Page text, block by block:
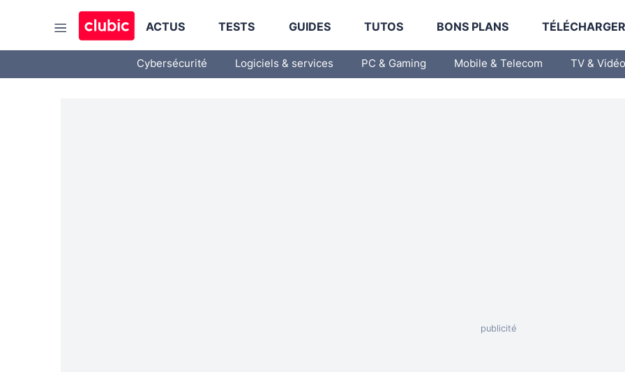
ACTUS TESTS GUIDES TUTOS BONS PLANS
Cybersécurité Logiciels & services PC & Gaming Mobile & Telecom TV & Vidéo